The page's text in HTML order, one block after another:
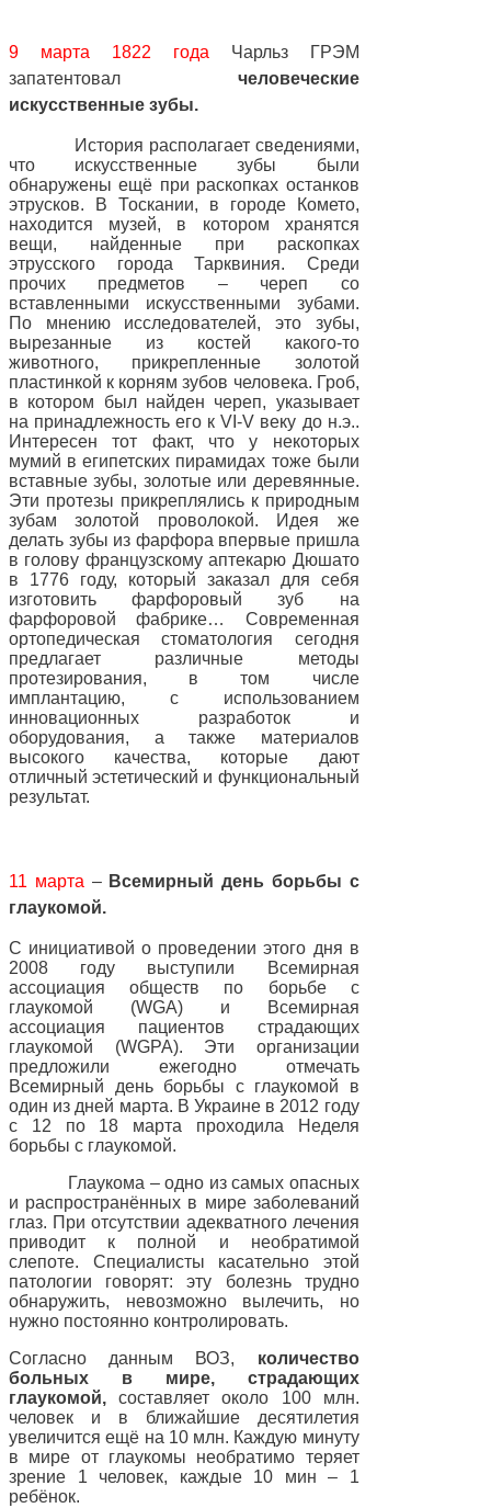
9 марта 1822 года Чарльз ГРЭМ
запатентовал человеческие
искусственные зубы.
История располагает сведениями,
что искусственные зубы были
обнаружены ещё при раскопках останков
этрусков. В Тоскании, в городе Комето,
находится музей, в котором хранятся
вещи, найденные при раскопках
этрусского города Тарквиния. Среди
прочих предметов – череп со
вставленными искусственными зубами.
По мнению исследователей, это зубы,
вырезанные из костей какого-то
животного, прикрепленные золотой
пластинкой к корням зубов человека. Гроб,
в котором был найден череп, указывает
на принадлежность его к VI-V веку до н.э..
Интересен тот факт, что у некоторых
мумий в египетских пирамидах тоже были
вставные зубы, золотые или деревянные.
Эти протезы прикреплялись к природным
зубам золотой проволокой. Идея же
делать зубы из фарфора впервые пришла
в голову французскому аптекарю Дюшато
в 1776 году, который заказал для себя
изготовить фарфоровый зуб на
фарфоровой фабрике… Современная
ортопедическая стоматология сегодня
предлагает различные методы
протезирования, в том числе
имплантацию, с использованием
инновационных разработок и
оборудования, а также материалов
высокого качества, которые дают
отличный эстетический и функциональный
результат.
11 марта – Всемирный день борьбы с
глаукомой.
С инициативой о проведении этого дня в
2008 году выступили Всемирная
ассоциация обществ по борьбе с
глаукомой (WGA) и Всемирная
ассоциация пациентов страдающих
глаукомой (WGPA). Эти организации
предложили ежегодно отмечать
Всемирный день борьбы с глаукомой в
один из дней марта. В Украине в 2012 году
с 12 по 18 марта проходила Неделя
борьбы с глаукомой.
Глаукома – одно из самых опасных
и распространённых в мире заболеваний
глаз. При отсутствии адекватного лечения
приводит к полной и необратимой
слепоте. Специалисты касательно этой
патологии говорят: эту болезнь трудно
обнаружить, невозможно вылечить, но
нужно постоянно контролировать.
Согласно данным ВОЗ, количество
больных в мире, страдающих
глаукомой, составляет около 100 млн.
человек и в ближайшие десятилетия
увеличится ещё на 10 млн. Каждую минуту
в мире от глаукомы необратимо теряет
зрение 1 человек, каждые 10 мин – 1
ребёнок.